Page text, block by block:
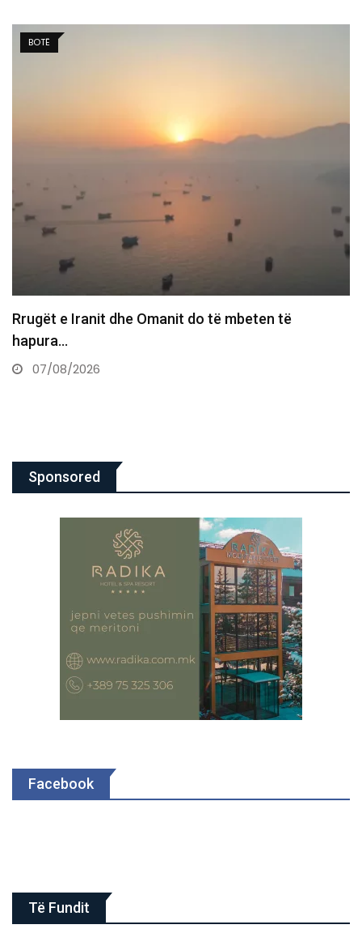
BALLINA 3
Kurti me ftesë të re për Bedri Hamzën, Kryetari i…
07/08/2026
Sponsored
Facebook
Të Fundit